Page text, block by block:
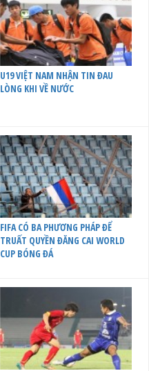
U19 VIỆT NAM NHẬN TIN ĐAU
LÒNG KHI VỀ NƯỚC
FIFA CÓ BA PHƯƠNG PHÁP ĐỂ
TRUẤT QUYỀN ĐĂNG CAI WORLD
CUP BÓNG ĐÁ